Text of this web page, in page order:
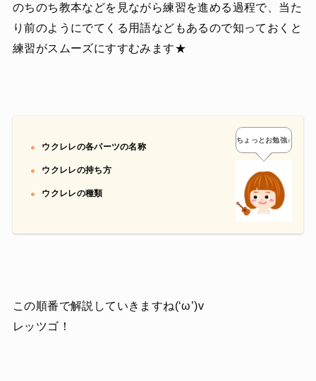
のちのち教本などを見ながら練習を進める過程で、当た
り前のようにでてくる用語などもあるので知っておくと
練習がスムーズにすすむみます★
ウクレレの各パーツの名称
ウクレレの持ち方
ウクレレの種類
ちょっとお勉強♪
この順番で解説していきますね(‘ω’)v
レッツゴ！